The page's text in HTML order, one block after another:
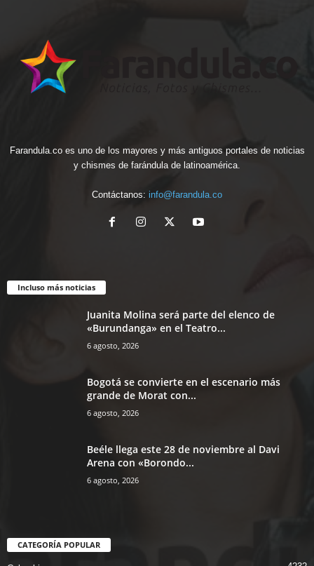
Farandula.co es uno de los mayores y más antiguos portales de noticias
y chismes de farándula de latinoamérica.
Contáctanos: info@farandula.co
Incluso más noticias
Juanita Molina será parte del elenco de
«Burundanga» en el Teatro...
6 agosto, 2026
Bogotá se convierte en el escenario más
grande de Morat con...
6 agosto, 2026
Beéle llega este 28 de noviembre al Davi
Arena con «Borondo...
6 agosto, 2026
CATEGORÍA POPULAR